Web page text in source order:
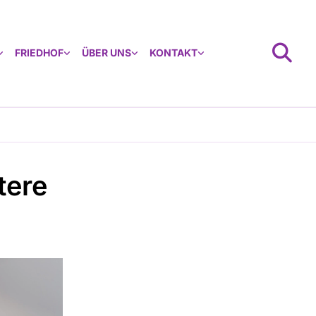
FRIEDHOF ÜBER UNS KONTAKT